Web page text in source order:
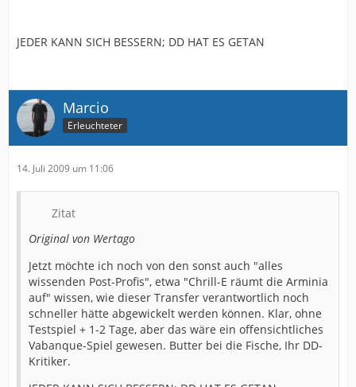
JEDER KANN SICH BESSERN; DD HAT ES GETAN
Marcio
Erleuchteter
14. Juli 2009 um 11:06
Zitat
Original von Wertago
Jetzt möchte ich noch von den sonst auch "alles
wissenden Post-Profis", etwa "Chrill-E räumt die Arminia
auf" wissen, wie dieser Transfer verantwortlich noch
schneller hätte abgewickelt werden können. Klar, ohne
Testspiel + 1-2 Tage, aber das wäre ein offensichtliches
Vabanque-Spiel gewesen. Butter bei die Fische, Ihr DD-
Kritiker.